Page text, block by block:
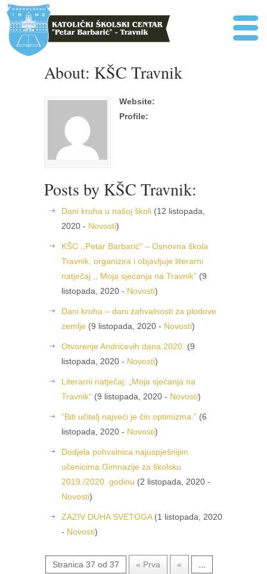
About: KŠC Travnik
Website:
Profile:
Posts by KŠC Travnik:
Dani kruha u našoj školi (12 listopada,
2020 - Novosti)
KŠC ,,Petar Barbarić” – Osnovna škola
Travnik, organizira i objavljuje literarni
natječaj ,, Moja sjećanja na Travnik” (9
listopada, 2020 - Novosti)
Dani kruha – dani zahvalnosti za plodove
zemlje (9 listopada, 2020 - Novosti)
Otvorenje Andrićevih dana 2020. (9
listopada, 2020 - Novosti)
Literarni natječaj: „Moja sjećanja na
Travnik“ (9 listopada, 2020 - Novosti)
“Biti učitelj najveći je čin optimizma.” (6
listopada, 2020 - Novosti)
Dodjela pohvalnica najuspješnijim
učenicima Gimnazije za školsku
2019./2020. godinu (2 listopada, 2020 -
Novosti)
ZAZIV DUHA SVETOGA(1 listopada, 2020
- Novosti)
Stranica 37 od 37 « Prva «